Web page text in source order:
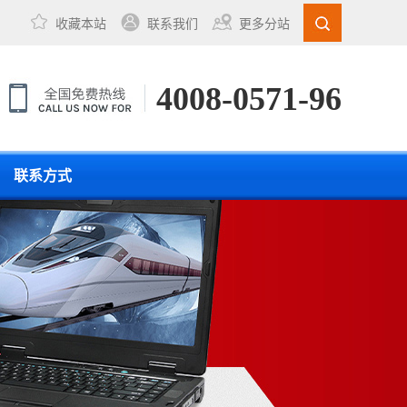
收藏本站 联系我们 更多分站
4008-0571-96
联系方式